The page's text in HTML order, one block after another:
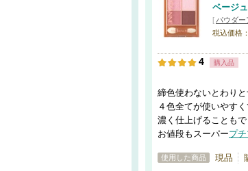
ベージ
[ パウダー
税込価格
4 購入品
締色使わないとわり
４色全てが使いやす
濃く仕上げることもで
お値段もスーパープ
使用した商品 現品